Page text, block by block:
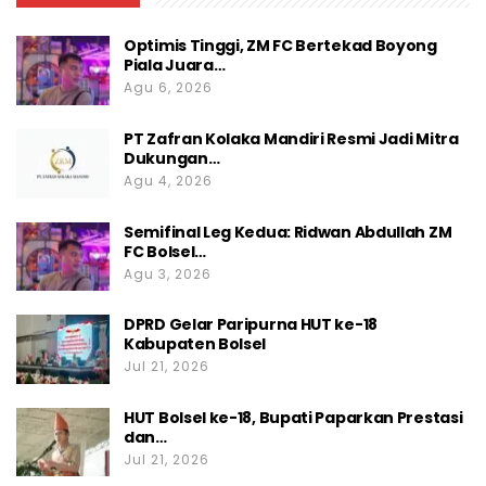
Optimis Tinggi, ZM FC Bertekad Boyong
Piala Juara…
Agu 6, 2026
PT Zafran Kolaka Mandiri Resmi Jadi Mitra
Dukungan…
Agu 4, 2026
Semifinal Leg Kedua: Ridwan Abdullah ZM
FC Bolsel…
Agu 3, 2026
DPRD Gelar Paripurna HUT ke-18
Kabupaten Bolsel
Jul 21, 2026
HUT Bolsel ke-18, Bupati Paparkan Prestasi
dan…
Jul 21, 2026